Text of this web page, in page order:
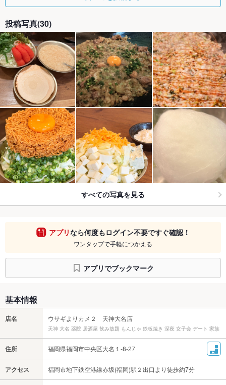
投稿写真(30)
すべての写真を見る
アプリなら何度もログイン不要ですぐ確認！
ワンタップで手軽につかえる
アプリでブックマーク
基本情報
店名 ウサギよりカメ２ 天神大名店
天神 大名 薬院 居酒屋 飲み放題 もんじゃ 鉄板焼き 深夜 女子会 デート 家族
住所 福岡県福岡市中央区大名１-8-27
アクセス 福岡市地下鉄空港線赤坂(福岡)駅２出口より徒歩約7分